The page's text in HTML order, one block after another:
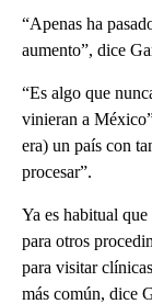
“Apenas ha
aumento”, dice
“Es algo que
vinieran a
era) un país con
procesar”.
Ya es habitual
para otros
para visitar
más común, dice